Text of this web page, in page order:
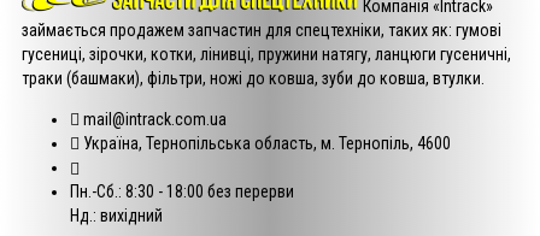
Компанія «Intrack»
займається продажем запчастин для спецтехніки, таких як: гумові
гусениці, зірочки, котки, лінивці, пружини натягу, ланцюги гусеничні,
траки (башмаки), фільтри, ножі до ковша, зуби до ковша, втулки.
mail@intrack.com.ua
Україна, Тернопільська область, м. Тернопіль, 4600
Пн.-Сб.: 8:30 - 18:00 без перерви
Нд.: вихідний